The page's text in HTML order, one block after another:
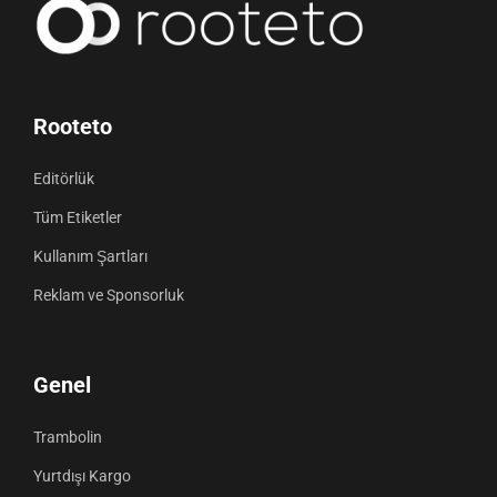
Rooteto
Editörlük
Tüm Etiketler
Kullanım Şartları
Reklam ve Sponsorluk
Genel
Trambolin
Yurtdışı Kargo